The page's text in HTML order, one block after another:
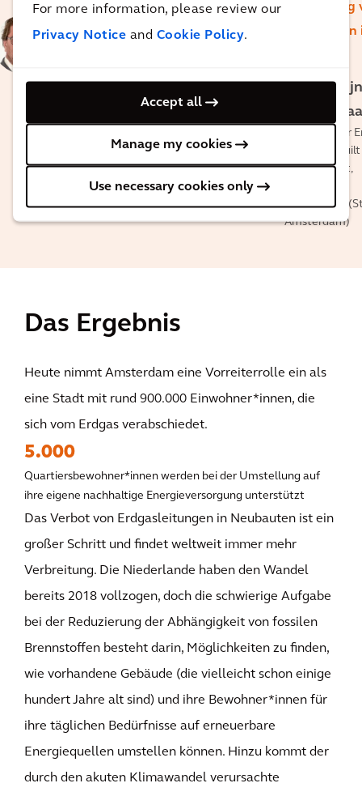
For more information, please review our
Privacy Notice and Cookie Policy.
Accept all
Manage my cookies
Use necessary cookies only
Wim Voogd
Arcadis Program
Umsetzung
Ambitionen
Rozemarijn
Team Leader
Transition Built
Environment,
Amsterdam
Amsterdam)
Das Ergebnis
Heute nimmt Amsterdam eine Vorreiterrolle ein als
eine Stadt mit rund 900.000 Einwohner*innen, die
sich vom Erdgas verabschiedet.
5.000
Quartiersbewohner*innen werden bei der Umstellung auf
ihre eigene nachhaltige Energieversorgung unterstützt
Das Verbot von Erdgasleitungen in Neubauten ist ein
großer Schritt und findet weltweit immer mehr
Verbreitung. Die Niederlande haben den Wandel
bereits 2018 vollzogen, doch die schwierige Aufgabe
bei der Reduzierung der Abhängigkeit von fossilen
Brennstoffen besteht darin, Möglichkeiten zu finden,
wie vorhandene Gebäude (die vielleicht schon einige
hundert Jahre alt sind) und ihre Bewohner*innen für
ihre täglichen Bedürfnisse auf erneuerbare
Energiequellen umstellen können. Hinzu kommt der
durch den akuten Klimawandel verursachte